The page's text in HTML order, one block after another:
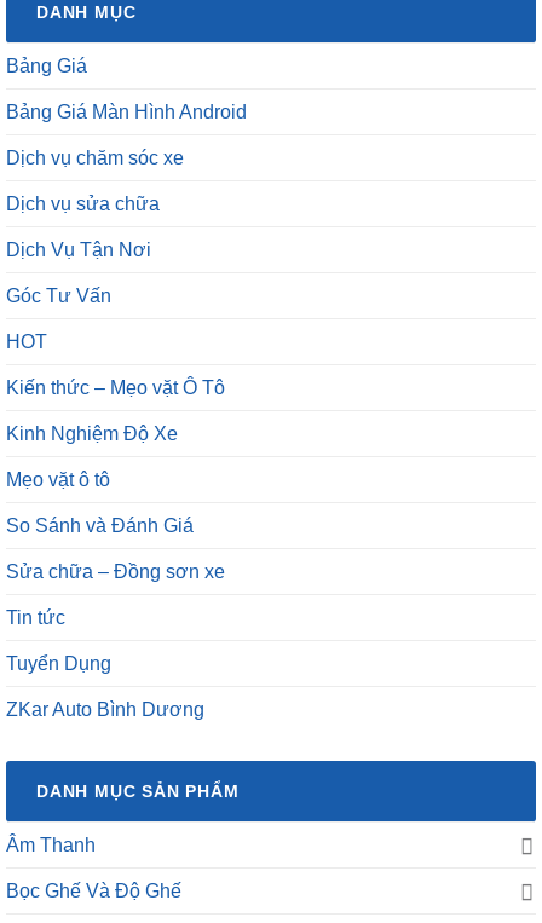
DANH MỤC
Bảng Giá
Bảng Giá Màn Hình Android
Dịch vụ chăm sóc xe
Dịch vụ sửa chữa
Dịch Vụ Tận Nơi
Góc Tư Vấn
HOT
Kiến thức – Mẹo vặt Ô Tô
Kinh Nghiệm Độ Xe
Mẹo vặt ô tô
So Sánh và Đánh Giá
Sửa chữa – Đồng sơn xe
Tin tức
Tuyển Dụng
ZKar Auto Bình Dương
DANH MỤC SẢN PHẨM
Âm Thanh
Bọc Ghế Và Độ Ghế